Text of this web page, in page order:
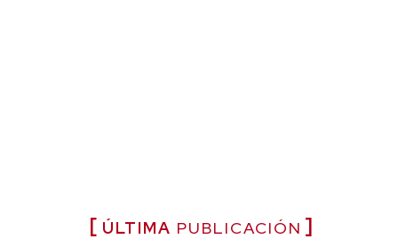
ÚLTIMA PUBLICACIÓN